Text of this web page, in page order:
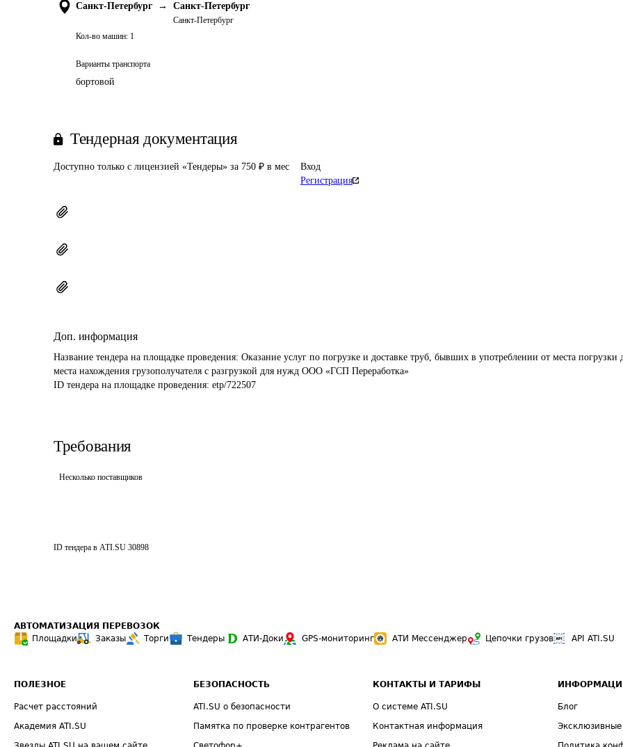
Санкт-Петербург → Санкт-Петербург
Санкт-Петербург
Кол-во машин: 1
Варианты транспорта
бортовой
Тендерная документация
Доступно только с лицензией «Тендеры» за 750 ₽ в мес
Вход
Регистрация
Доп. информация
Название тендера на площадке проведения: Оказание услуг по погрузке и доставке труб, бывших в употреблении от места погрузки
места нахождения грузополучателя с разгрузкой для нужд ООО «ГСП Переработка»
ID тендера на площадке проведения: etp/722507
Требования
Несколько поставщиков
ID тендера в ATI.SU 30898
АВТОМАТИЗАЦИЯ ПЕРЕВОЗОК
Площадки
Заказы Торги Тендеры АТИ-Доки GPS-мониторинг АТИ Мессенджер Цепочки грузов API ATI.SU
ПОЛЕЗНОЕ
Расчет расстояний
Академия ATI.SU
БЕЗОПАСНОСТЬ
ATI.SU о безопасности
Памятка по проверке контрагентов
КОНТАКТЫ И ТАРИФЫ
О системе ATI.SU
Контактная информация
Блог